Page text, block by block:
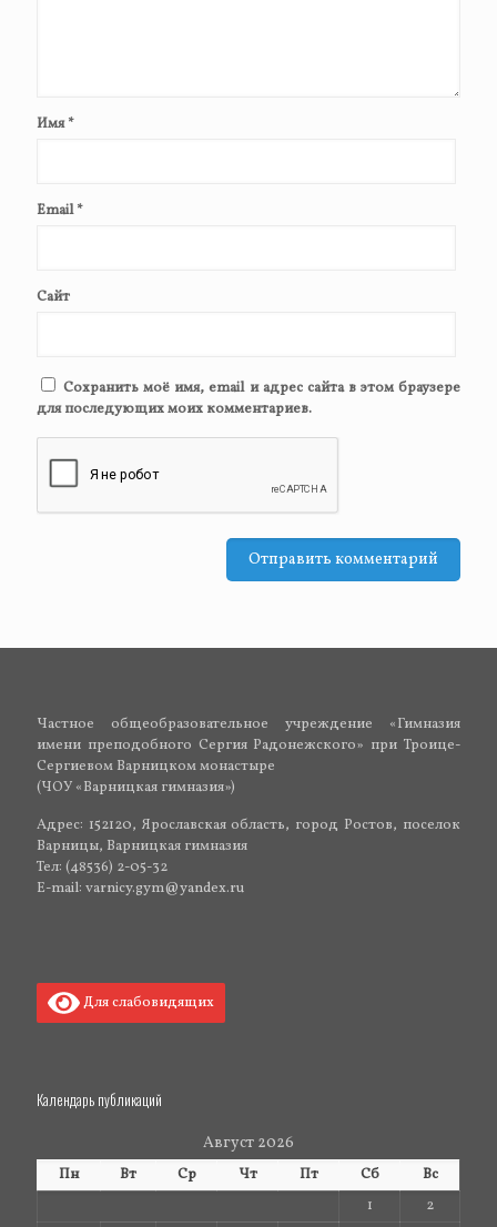
Имя*
Email*
Сайт
Сохранить моё имя, email и адрес сайта в этом браузере
для последующих моих комментариев.
Частное общеобразовательное учреждение «Гимназия
имени преподобного Сергия Радонежского» при Троице-
Сергиевом Варницком монастыре
(ЧОУ «Варницкая гимназия»)
Адрес: 152120, Ярославская область, город Ростов, поселок
Варницы, Варницкая гимназия
Тел: (48536) 2-05-32
E-mail: varnicy.gym@yandex.ru
Для слабовидящих
Календарь публикаций
Август 2026
Пн Вт Ср Чт Пт Сб
Вс
1
2